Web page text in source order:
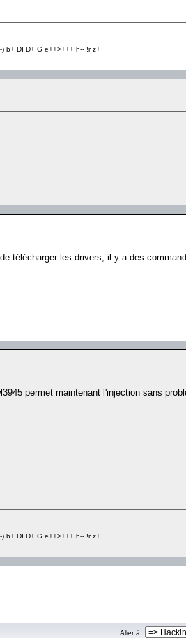
b+ DI D+ G e++>+++ h-- !r z+
les drivers, il y a des
permet maintenant l'injection sans
b+ DI D+ G e++>+++ h-- !r z+
Aller à: